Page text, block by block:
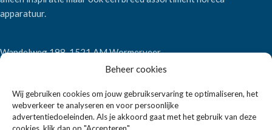
Beheer cookies
Wij gebruiken cookies om jouw gebruikservaring te optimaliseren, het
webverkeer te analyseren en voor persoonlijke
advertentiedoeleinden. Als je akkoord gaat met het gebruik van deze
apparatuur.
Wandelweg 198, 1521 AM Wormerveer
+31 6 2708 6347
KLANTENSERVICE